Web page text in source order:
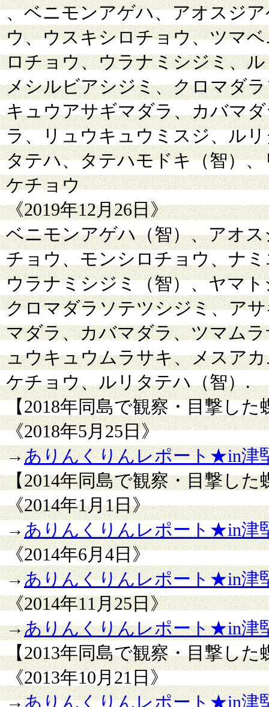
、ベニモンアゲハ、アオスジ
ウ、ウスキシロチョウ、ツマ
ロチョウ、ウラナミシジミ、
メシルビアシジミ、クロマダ
キュウアサギマダラ、カバマ
ラ、リュウキュウミスジ、ル
タテハ、タテハモドキ（智）
ケチョウ
《2019年12月26日》
ベニモンアゲハ（智）、アオ
チョウ、モンシロチョウ、ナ
ウラナミシジミ（智）、ヤマ
クロマダラソテツシジミ、ア
マダラ、カバマダラ、ツマム
ュウキュウムラサキ、メスア
ケチョウ、ルリタテハ（智）.
【2018年同島で観察・目撃し
《2018年5月25日》
→ありんくりんレポート★in津
【2014年同島で観察・目撃し
《2014年1月1日》
→ありんくりんレポート★in津
《2014年6月4日》
→ありんくりんレポート★in津
《2014年11月25日》
→ありんくりんレポート★in津
【2013年同島で観察・目撃し
《2013年10月21日》
→ありんくりんレポート★in津